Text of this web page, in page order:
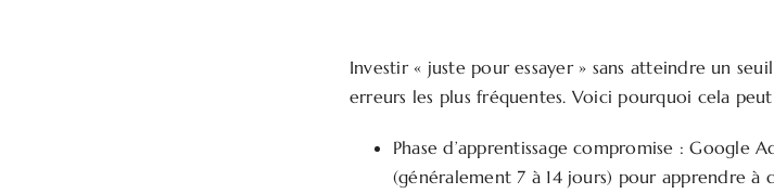
Investir « juste pour essayer » sans atteindre un
erreurs les plus fréquentes. Voici pourquoi cela
Phase d’apprentissage compromise : Google
(généralement 7 à 14 jours) pour apprendre à